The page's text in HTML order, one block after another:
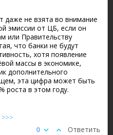
даже не взята во внимание
эмиссии от ЦБ, если он
или Правительству
что банки не будут
хотя появление
массы в экономике,
дополнительного
эта цифра может быть
роста в этом году.
>>>
Ответить
0